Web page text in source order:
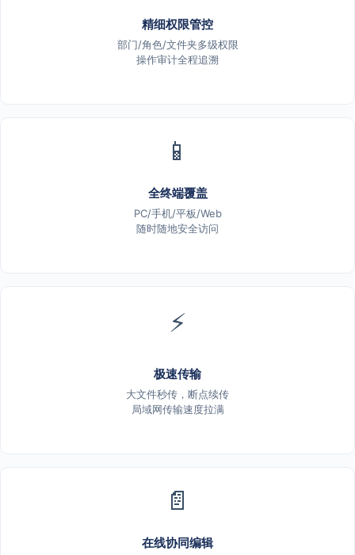
精细权限管控
部门/角色/文件夹多级权限
操作审计全程追溯
📱
全终端覆盖
PC/手机/平板/Web
随时随地安全访问
⚡
极速传输
大文件秒传，断点续传
局域网传输速度拉满
📄
在线协同编辑